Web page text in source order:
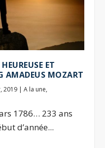
ET
AMADEUS MOZART
2019 |A la une,
1786… 233 ans
d’année...